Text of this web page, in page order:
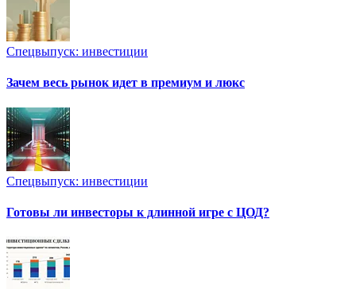
Спецвыпуск: инвестиции
Зачем весь рынок идет в премиум и люкс
Спецвыпуск: инвестиции
Готовы ли инвесторы к длинной игре с ЦОД?